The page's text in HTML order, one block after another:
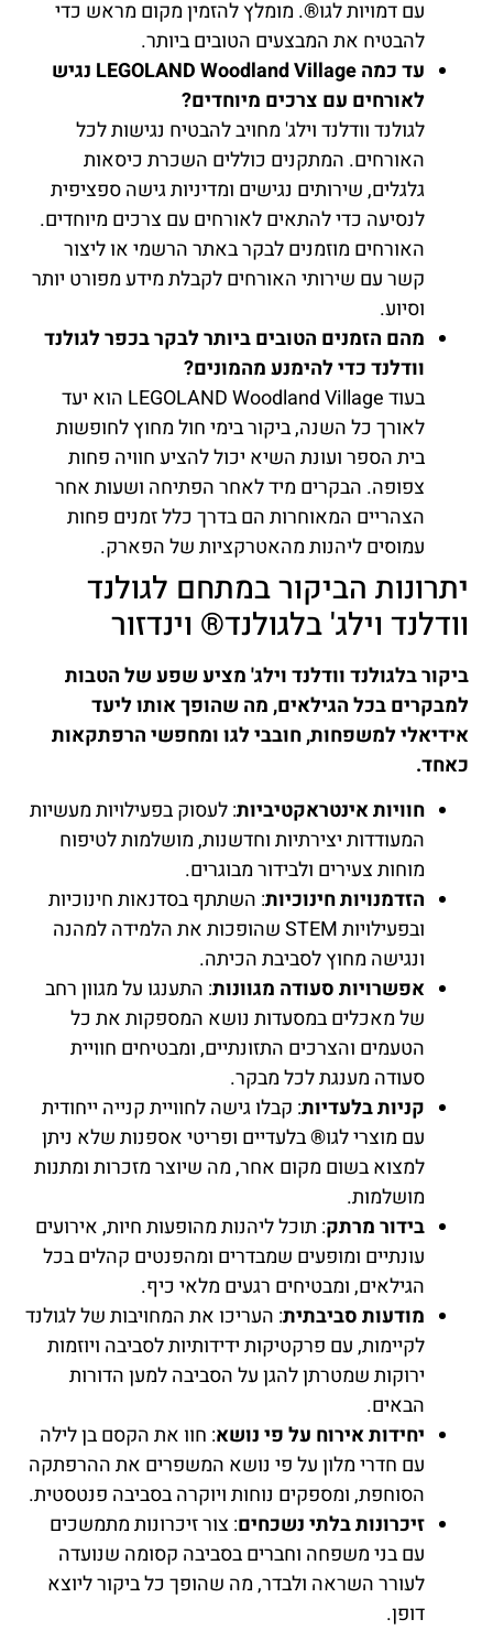
עם דמויות לגו®. מומלץ להזמין מקום מראש כדי
להבטיח את המבצעים הטובים ביותר.
עד כמה LEGOLAND Woodland Village נגיש
לאורחים עם צרכים מיוחדים?
לגולנד וודלנד וילג' מחויב להבטיח נגישות לכל
האורחים. המתקנים כוללים השכרת כיסאות
גלגלים, שירותים נגישים ומדיניות גישה ספציפית
לנסיעה כדי להתאים לאורחים עם צרכים מיוחדים.
האורחים מוזמנים לבקר באתר הרשמי או ליצור
קשר עם שירותי האורחים לקבלת מידע מפורט יותר
וסיוע.
מהם הזמנים הטובים ביותר לבקר בכפר לגולנד
וודלנד כדי להימנע מהמונים?
בעוד LEGOLAND Woodland Village הוא יעד
לאורך כל השנה, ביקור בימי חול מחוץ לחופשות
בית הספר ועונת השיא יכול להציע חוויה פחות
צפופה. הבקרים מיד לאחר הפתיחה ושעות אחר
הצהריים המאוחרות הם בדרך כלל זמנים פחות
עמוסים ליהנות מהאטרקציות של הפארק.
יתרונות הביקור במתחם לגולנד
וודלנד וילג' בלגולנד® וינדזור
ביקור בלגולנד וודלנד וילג' מציע שפע של הטבות
למבקרים בכל הגילאים, מה שהופך אותו ליעד
אידיאלי למשפחות, חובבי לגו ומחפשי הרפתקאות
כאחד.
חוויות אינטראקטיביות: לעסוק בפעילויות מעשיות
המעודדות יצירתיות וחדשנות, מושלמות לטיפוח
מוחות צעירים ולבידור מבוגרים.
הזדמנויות חינוכיות: השתתף בסדנאות חינוכיות
ובפעילויות STEM שהופכות את הלמידה למהנה
ונגישה מחוץ לסביבת הכיתה.
אפשרויות סעודה מגוונות: התענגו על מגוון רחב
של מאכלים במסעדות נושא המספקות את כל
הטעמים והצרכים התזונתיים, ומבטיחים חוויית
סעודה מענגת לכל מבקר.
קניות בלעדיות: קבלו גישה לחוויית קנייה ייחודית
עם מוצרי לגו® בלעדיים ופריטי אספנות שלא ניתן
למצוא בשום מקום אחר, מה שיוצר מזכרות ומתנות
מושלמות.
בידור מרתק: תוכל ליהנות מהופעות חיות, אירועים
עונתיים ומופעים שמבדרים ומהפנטים קהלים בכל
הגילאים, ומבטיחים רגעים מלאי כיף.
מודעות סביבתית: העריכו את המחויבות של לגולנד
לקיימות, עם פרקטיקות ידידותיות לסביבה ויוזמות
ירוקות שמטרתן להגן על הסביבה למען הדורות
הבאים.
יחידות אירוח על פי נושא: חוו את הקסם בן לילה
עם חדרי מלון על פי נושא המשפרים את ההרפתקה
הסוחפת, ומספקים נוחות ויוקרה בסביבה פנטסטית.
זיכרונות בלתי נשכחים: צור זיכרונות מתמשכים
עם בני משפחה וחברים בסביבה קסומה שנועדה
לעורר השראה ולבדר, מה שהופך כל ביקור ליוצא
דופן.